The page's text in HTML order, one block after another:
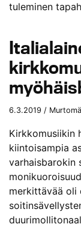
tuleminen
6.3.2019 /
Kirkkomusiikin
kiintoisampia
varhaisbarokin
merkittävää oli